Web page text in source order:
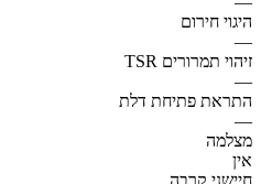
היגוי חירום
—
זיהוי תמרורים TSR
—
התראת פתיחת דלת
—
מצלמה
אין
חיישני קרבה